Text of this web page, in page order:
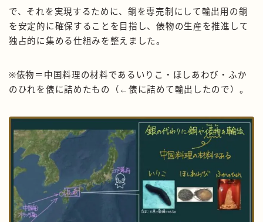
で、それを実現するために、銅を専売制にして輸出用の銅
を安定的に確保することを目指し、俵物の生産を推進して
独占的に集める仕組みを整えました。
※俵物＝中国料理の材料であるいりこ・ほしあわび・ふか
のひれを俵に詰めたもの（←俵に詰めて輸出したので）。